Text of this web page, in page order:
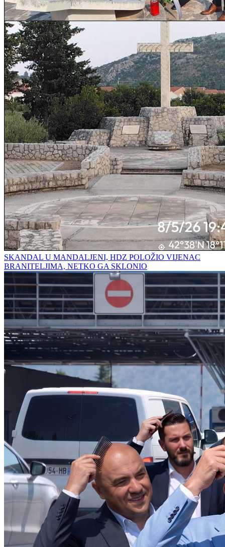
SKANDAL U MANDALJENI, HDZ POLOŽIO VIJENAC
BRANITELJIMA, NETKO GA SKLONIO